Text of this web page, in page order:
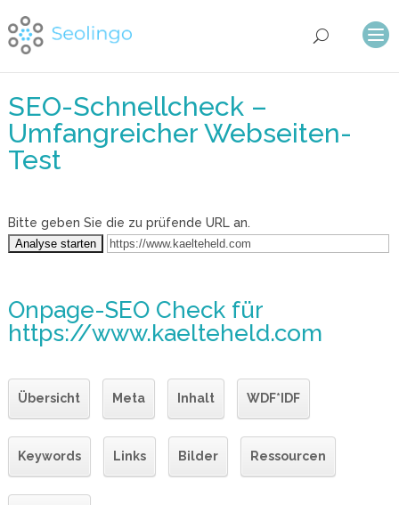
SEO-Schnellcheck –
Umfangreicher Webseiten-
Test
Bitte geben Sie die zu prüfende URL an.
Onpage-SEO Checkfür
https://www.kaelteheld.com
Übersicht Meta Inhalt WDF*IDF
Keywords Links Bilder Ressourcen